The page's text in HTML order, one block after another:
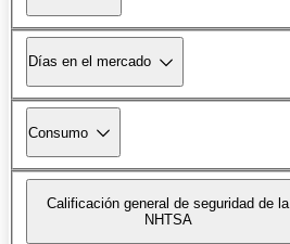
Días en el mercado
Consumo
Calificación general de seguridad de la
NHTSA